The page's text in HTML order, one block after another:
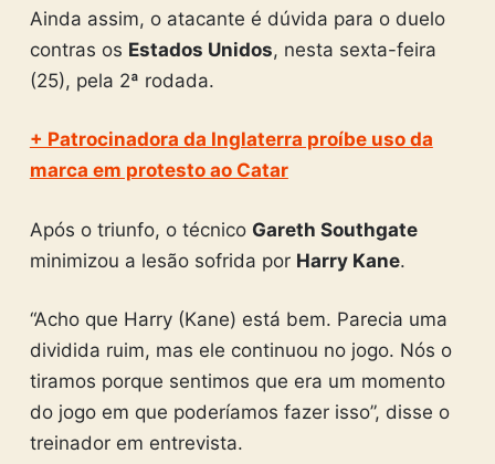
Ainda assim, o atacante é dúvida para o duelo
contras os Estados Unidos, nesta sexta-feira
(25), pela 2ª rodada.
+ Patrocinadora da Inglaterra proíbe uso da
marca em protesto ao Catar
Após o triunfo, o técnico Gareth Southgate
minimizou a lesão sofrida por Harry Kane.
“Acho que Harry (Kane) está bem. Parecia uma
dividida ruim, mas ele continuou no jogo. Nós o
tiramos porque sentimos que era um momento
do jogo em que poderíamos fazer isso”, disse o
treinador em entrevista.